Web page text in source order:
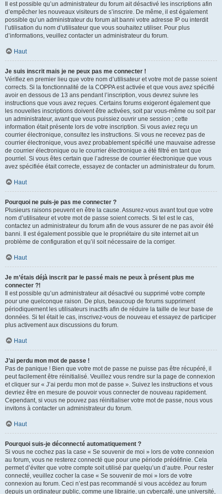
Il est possible qu’un administrateur du forum ait désactivé les inscriptions afin
d’empêcher les nouveaux visiteurs de s’inscrire. De même, il est également
possible qu’un administrateur du forum ait banni votre adresse IP ou interdit
l’utilisation du nom d’utilisateur que vous souhaitez utiliser. Pour plus
d’informations, veuillez contacter un administrateur du forum.
Haut
Je suis inscrit mais je ne peux pas me connecter !
Vérifiez en premier lieu que votre nom d’utilisateur et votre mot de passe soient
corrects. Si la fonctionnalité de la COPPA est activée et que vous avez spécifié
avoir en dessous de 13 ans pendant l’inscription, vous devrez suivre les
instructions que vous avez reçues. Certains forums exigeront également que
les nouvelles inscriptions doivent être activées, soit par vous-même ou soit par
un administrateur, avant que vous puissiez ouvrir une session ; cette
information était présente lors de votre inscription. Si vous aviez reçu un
courrier électronique, consultez les instructions. Si vous ne recevez pas de
courrier électronique, vous avez probablement spécifié une mauvaise adresse
de courrier électronique ou le courrier électronique a été filtré en tant que
pourriel. Si vous êtes certain que l’adresse de courrier électronique que vous
avez spécifiée était correcte, essayez de contacter un administrateur du forum.
Haut
Pourquoi ne puis-je pas me connecter ?
Plusieurs raisons peuvent en être la cause. Assurez-vous avant tout que votre
nom d’utilisateur et votre mot de passe soient corrects. Si tel est le cas,
contactez un administrateur du forum afin de vous assurer de ne pas avoir été
banni. Il est également possible que le propriétaire du site internet ait un
problème de configuration et qu’il soit nécessaire de la corriger.
Haut
Je m’étais déjà inscrit par le passé mais ne peux à présent plus me
connecter ?!
Il est possible qu’un administrateur ait désactivé ou supprimé votre compte
pour une quelconque raison. De plus, beaucoup de forums suppriment
périodiquement les utilisateurs inactifs afin de réduire la taille de leur base de
données. Si tel était le cas, inscrivez-vous de nouveau et essayez de participer
plus activement aux discussions du forum.
Haut
J’ai perdu mon mot de passe !
Pas de panique ! Bien que votre mot de passe ne puisse pas être récupéré, il
peut facilement être réinitialisé. Veuillez vous rendre sur la page de connexion
et cliquer sur « J’ai perdu mon mot de passe ». Suivez les instructions et vous
devriez être en mesure de pouvoir vous connecter de nouveau rapidement.
Cependant, si vous ne pouvez pas réinitialiser votre mot de passe, nous vous
invitons à contacter un administrateur du forum.
Haut
Pourquoi suis-je déconnecté automatiquement ?
Si vous ne cochez pas la case « Se souvenir de moi » lors de votre connexion
au forum, vous ne resterez connecté que pour une période prédéfinie. Cela
permet d’éviter que votre compte soit utilisé par quelqu’un d’autre. Pour rester
connecté, veuillez cocher la case « Se souvenir de moi » lors de votre
connexion au forum. Ceci n’est pas recommandé si vous accédez au forum
depuis un ordinateur public, comme une librairie, un cybercafé, une université,